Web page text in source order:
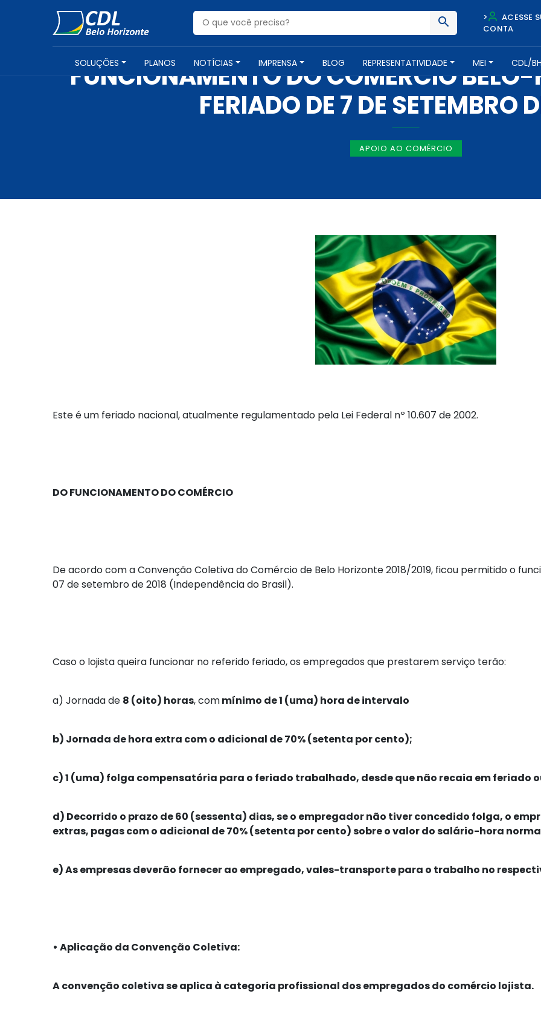
>
ACESSE
CONTA
SOLUÇÕES PLANOS NOTÍCIAS IMPRENSA BLOG REPRESENTATIVIDADE MEI CDL/BH
NOTÍCIAS -24 DE AGOSTO DE 2018
FUNCIONAMENTO DO COMÉRCIO
FERIADO DE 7 DE SETEMBRO
APOIO AO COMÉRCIO
Este é um feriado nacional, atualmente regulamentado pela Lei Federal nº 10.607 de 2002.
DO FUNCIONAMENTO DO COMÉRCIO
De acordo com a Convenção Coletiva do Comércio de Belo Horizonte 2018/2019, ficou permitido o
07 de setembro de 2018 (Independência do Brasil).
Caso o lojista queira funcionar no referido feriado, os empregados que prestarem serviço terão:
a) Jornada de 8 (oito) horas, commínimo de 1 (uma) hora de intervalo
b) Jornada de hora extra com o adicional de70% (setenta por cento);
c)1 (uma) folga compensatória para o feriado trabalhado, desde que não recaia em feriado
d) Decorrido o prazo de 60 (sessenta) dias, se o empregador não tiver concedido folga, o
extras, pagas com o adicional de70% (setenta por cento) sobre o valor do salário-hora
e)As empresas deverão fornecer ao empregado, vales-transporte para o trabalho no
• Aplicação da Convenção Coletiva:
A convenção coletiva se aplica à categoria profissional dos empregados do comércio lojista.